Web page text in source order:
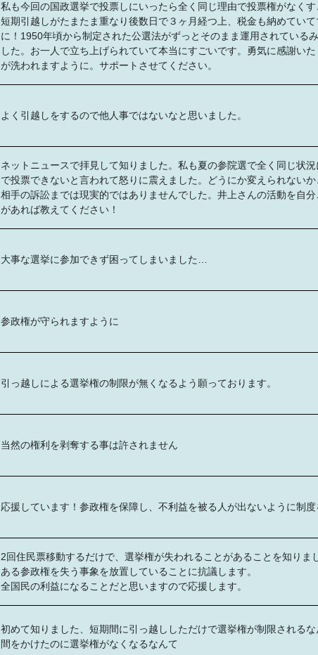
私も今回の国政選挙で投票しにいったら全く同じ理由で投票権がなく
短期引越しがたまたま重なり後数日で３ヶ月経つ上、税金も納めてい
に！1950年頃から制定された公選法がずっとそのまま運用されている
した。お一人で立ち上げられていて本当にすごいです。勇気に感謝い
が洗われますように。サポートさせてください。
よく引越しをするので他人事ではないなと思いました。
ネットニュースで拝見して知りました。私も夏の参院選で全く同じ状
で投票できないと言われて怒りに震えました。どうにか変えられない
相手の訴訟までは現実的ではありませんでした。井上さんの活動を自
があれば教えてください！
大事な選挙に参加できず困ってしまいました…
参政権が守られますように
引っ越しによる選挙権の制限が無くなるよう願っております。
当然の権利を剥奪する事は許されません
応援しています！参政権を保障し、不利益を被る人が出ないように制度
2回住民票移動するだけで、選挙権が失われることがあることを知り
ある参政権を失う事象を放置していることに抗議します。
全国民の利益になることだと思いますので応援します。
初めて知りました、短期間に引っ越ししただけで選挙権が制限される
間をかけたのに選挙権がなくなるなんて